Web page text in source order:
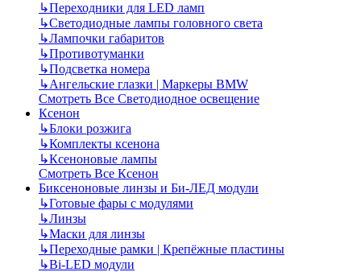
↳Переходники для LED ламп
↳Светодиодные лампы головного света
↳Лампочки габаритов
↳Противотуманки
↳Подсветка номера
↳Ангельские глазки | Маркеры BMW
Смотреть Все Светодиодное освещение
Ксенон
↳Блоки розжига
↳Комплекты ксенона
↳Ксеноновые лампы
Смотреть Все Ксенон
Биксеноновые линзы и Би-ЛЕД модули
↳Готовые фары с модулями
↳Линзы
↳Маски для линзы
↳Переходные рамки | Крепёжные пластины
↳Bi-LED модули